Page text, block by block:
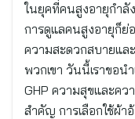
ในยุคที่คนสูงอายุกำลัง
การดูแลคนสูงอายุก็ย่
ความสะดวกสบายแล
พวกเขา วันนี้เราขอ
GHP ความสุขและค
สำคัญ การเลือกใช้ผ้